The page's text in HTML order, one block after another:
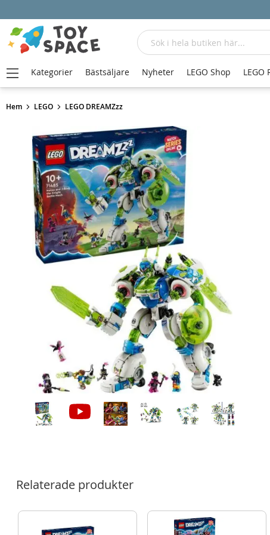
Hem LEGO LEGO DREAMZzz
Relaterade produkter
Sök
Kategorier Bästsäljare Nyheter LEGO Shop LEGO